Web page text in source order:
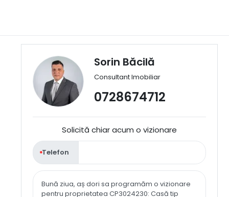
Sorin Băcilă
Consultant Imobiliar
0728674712
Solicită chiar acum o vizionare
Telefon